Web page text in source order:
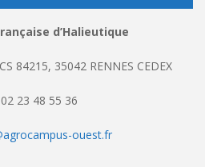
d’Halieutique
84215, 35042 RENNES CEDEX
23 48 55 36
ouest.fr